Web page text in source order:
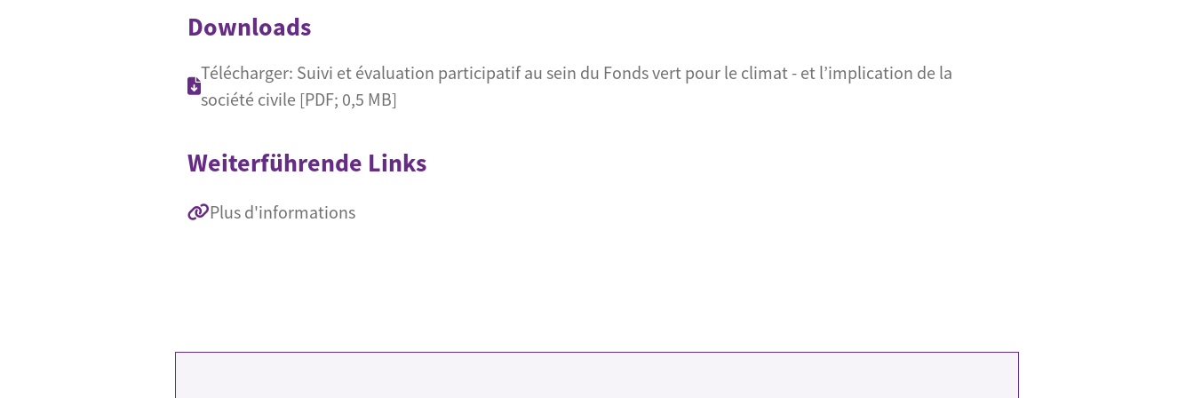
Downloads
Télécharger: Suivi et évaluation participatif au sein du Fonds vert pour le climat - et l’implication de la
société civile [PDF; 0,5 MB]
Weiterführende Links
Plus d'informations